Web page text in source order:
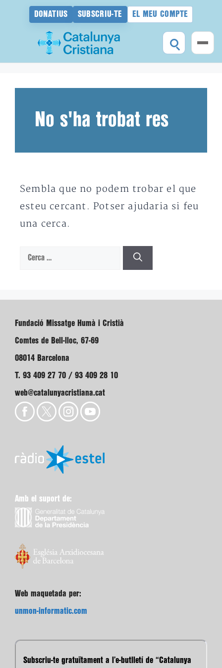
DONATIUS SUBSCRIU-TE EL MEU COMPTE
No s'ha trobat res
Sembla que no podem trobar el que
esteu cercant. Potser ajudaria si feu
una cerca.
Cerca:
Fundació Missatge Humà i Cristià
Comtes de Bell-lloc, 67-69
08014 Barcelona
T. 93 409 27 70 / 93 409 28 10
web@catalunyacristiana.cat
Amb el suport de:
Web maquetada per:
unmon-informatic.com
Subscriu-te gratuïtament a l’e-butlletí de “Catalunya